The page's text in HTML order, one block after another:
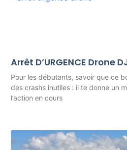
Arrêt D’URGENCE Drone
Pour les débutants, savoir que ce
des crashs inutiles : il te donne un
l’action en cours